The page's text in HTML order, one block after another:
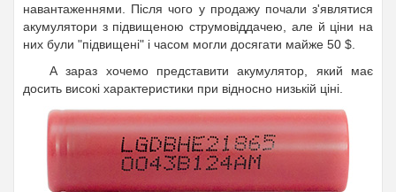
навантаженнями. Після чого у продажу почали з'являтися
акумулятори з підвищеною струмовіддачею, але й ціни на
них були "підвищені" і часом могли досягати майже 50 $.
А зараз хочемо представити акумулятор, який має
досить високі характеристики при відносно низькій ціні.